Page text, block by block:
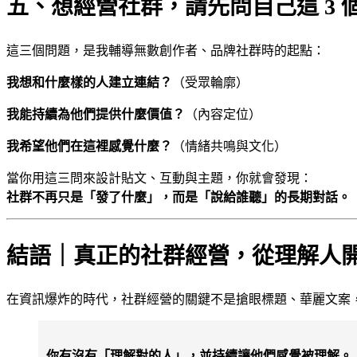
五、想經營社群，請先問自己這 3
這三個問題，是我輔導無數創作者、品牌社群時的起點：
我想和什麼樣的人建立連結？ （受眾輪廓）
我能持續為他們提供什麼價值？ （內容定位）
我希望他們在這裡感覺什麼？ （情緒共鳴與文化）
當你用這三問來設計貼文、互動與主題，你就會發現：
社群不再只是「發了什麼」，而是「說給誰聽」的長期對話。
結語｜真正的社群經營，從理解人
在資訊爆炸的時代，社群經營的關鍵不是搶眼標題、華麗文案